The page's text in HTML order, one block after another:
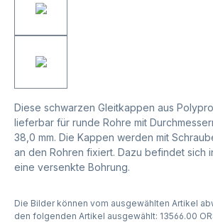
Diese schwarzen Gleitkappen aus
lieferbar für runde Rohre mit
38,0 mm. Die Kappen werden mit
an den Rohren fixiert. Dazu befindet sich
eine versenkte Bohrung.
Die Bilder können vom ausgewählten Artikel
den folgenden Artikel ausgewählt: 13566.00